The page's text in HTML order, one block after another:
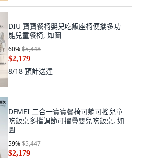
DIU 寶寶餐椅嬰兒吃飯座椅便攜多功
能兒童餐椅, 如圖
60%$5,448
$2,179
8/18 預計送達
DFMEI 二合一寶寶餐椅可躺可搖兒童
吃飯桌多擋調節可摺疊嬰兒吃飯桌, 如
圖
59%$5,447
$2,179